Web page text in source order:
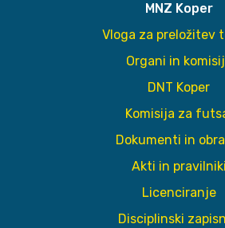
MNZ Koper
Vloga za preložitev
Organi in
DNT Koper
Komisija za
Dokumenti in
Akti in pravilniki
Licenciranje
Disciplinski